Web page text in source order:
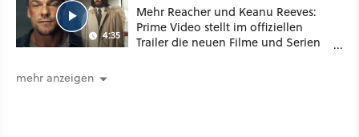
4:35
Mehr Reacher und Keanu Reeves:
Prime Video stellt im offiziellen
Trailer die neuen Filme und Serien
mehr anzeigen